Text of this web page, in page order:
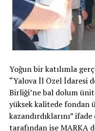
Yoğun bir katılımla
“Yalova İl Özel İdaresi
Birliği’ne bal dolum
yüksek kalitede fondan
kazandırdıklarını”
tarafından ise MARKA